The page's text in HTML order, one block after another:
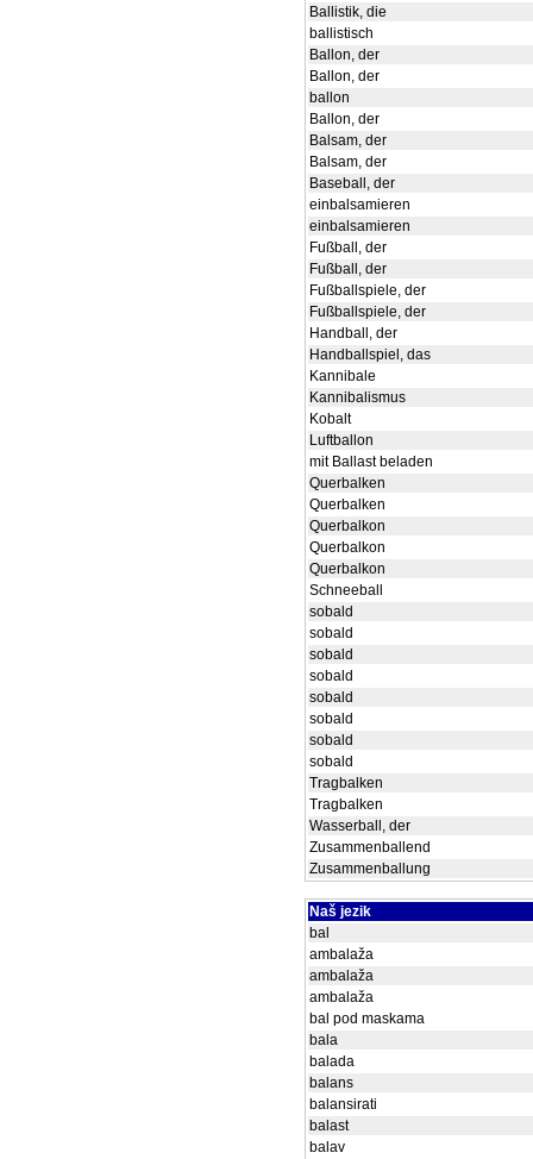
Ballistik, die
ballistisch
Ballon, der
Ballon, der
ballon
Ballon, der
Balsam, der
Balsam, der
Baseball, der
einbalsamieren
einbalsamieren
Fußball, der
Fußball, der
Fußballspiele, der
Fußballspiele, der
Handball, der
Handballspiel, das
Kannibale
Kannibalismus
Kobalt
Luftballon
mit Ballast beladen
Querbalken
Querbalken
Querbalkon
Querbalkon
Querbalkon
Schneeball
sobald
sobald
sobald
sobald
sobald
sobald
sobald
sobald
Tragbalken
Tragbalken
Wasserball, der
Zusammenballend
Zusammenballung
Naš jezik
bal
ambalaža
ambalaža
ambalaža
bal pod maskama
bala
balada
balans
balansirati
balast
balav